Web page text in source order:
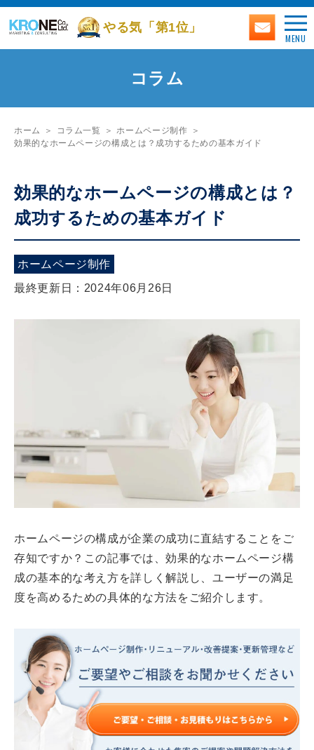
やる気「第1位」
MENU
コラム
ホーム コラム一覧
ホームページ制作
効果的なホームページの構成とは？成功するための基本ガイド
効果的なホームページの構成とは？
成功するための基本ガイド
ホームページ制作
最終更新日：2024年06月26日
ホームページの構成が企業の成功に直結することをご
存知ですか？この記事では、効果的なホームページ構
成の基本的な考え方を詳しく解説し、ユーザーの満足
度を高めるための具体的な方法をご紹介します。